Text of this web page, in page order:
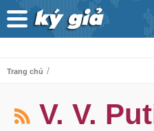
Trang chủ /
V. V.